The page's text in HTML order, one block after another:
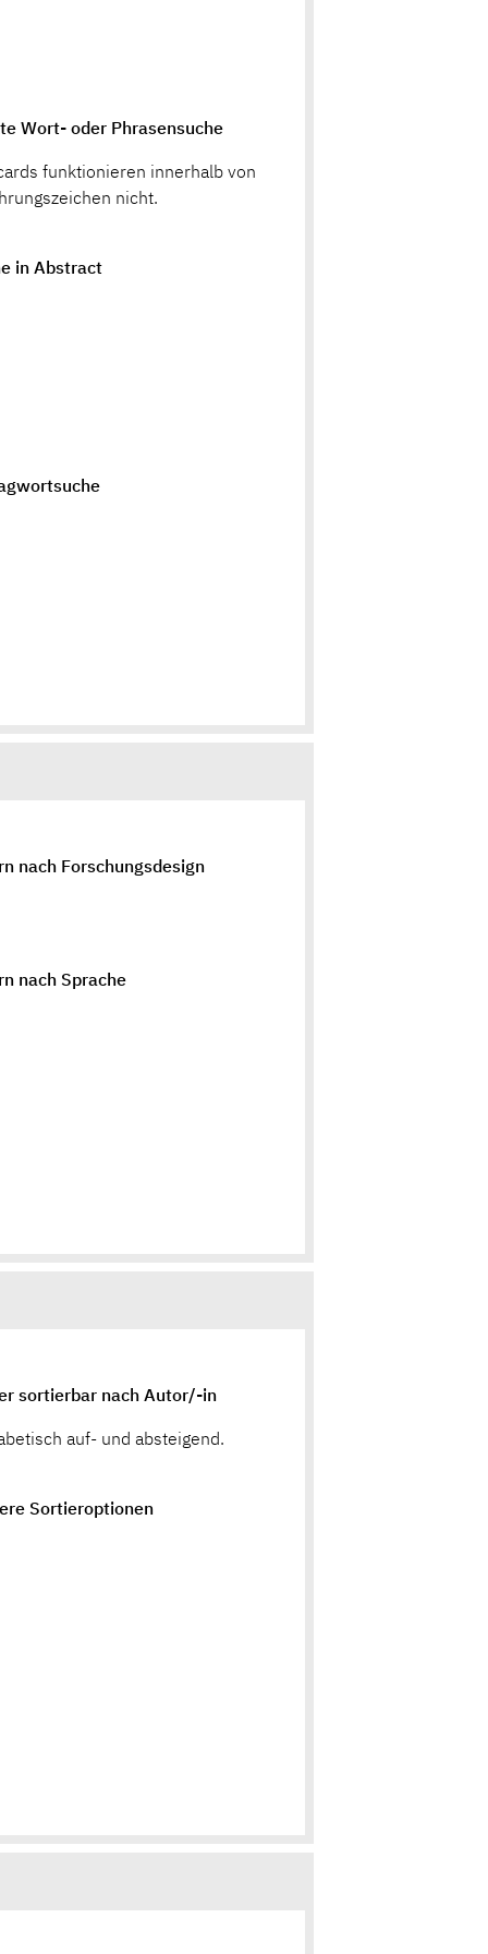
Wort- oder Phrasensuche
funktionieren innerhalb von
nicht.
in Abstract
nach Forschungsdesign
nach Sprache
sortierbar nach Autor/-in
auf- und absteigend.
Sortieroptionen